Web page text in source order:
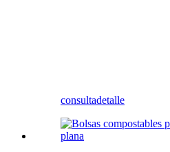
consultadetalle